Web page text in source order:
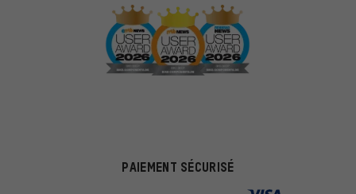
PAIEMENT SÉCURISÉ